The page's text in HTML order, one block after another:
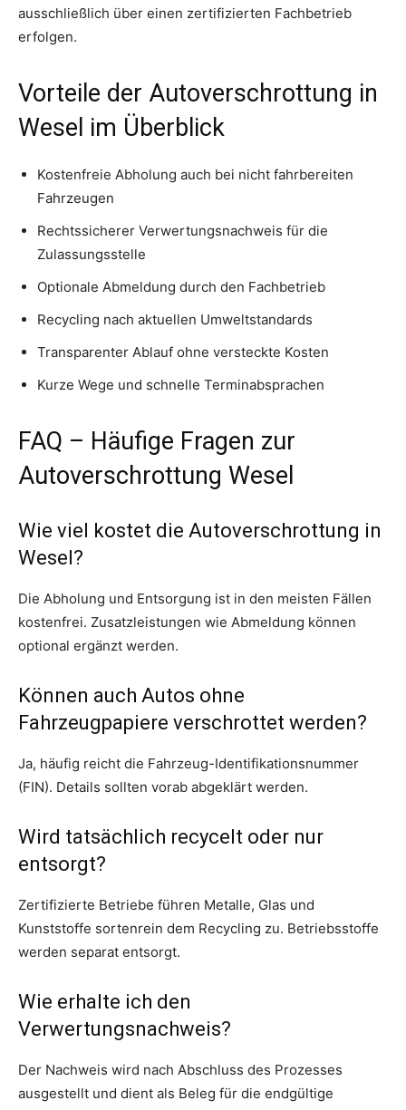
ausschließlich über einen zertifizierten Fachbetrieb
erfolgen.
Vorteile der Autoverschrottung in
Wesel im Überblick
Kostenfreie Abholung auch bei nicht fahrbereiten
Fahrzeugen
Rechtssicherer Verwertungsnachweis für die
Zulassungsstelle
Optionale Abmeldung durch den Fachbetrieb
Recycling nach aktuellen Umweltstandards
Transparenter Ablauf ohne versteckte Kosten
Kurze Wege und schnelle Terminabsprachen
FAQ – Häufige Fragen zur
Autoverschrottung Wesel
Wie viel kostet die Autoverschrottung in
Wesel?
Die Abholung und Entsorgung ist in den meisten Fällen
kostenfrei. Zusatzleistungen wie Abmeldung können
optional ergänzt werden.
Können auch Autos ohne
Fahrzeugpapiere verschrottet werden?
Ja, häufig reicht die Fahrzeug-Identifikationsnummer
(FIN). Details sollten vorab abgeklärt werden.
Wird tatsächlich recycelt oder nur
entsorgt?
Zertifizierte Betriebe führen Metalle, Glas und
Kunststoffe sortenrein dem Recycling zu. Betriebsstoffe
werden separat entsorgt.
Wie erhalte ich den
Verwertungsnachweis?
Der Nachweis wird nach Abschluss des Prozesses
ausgestellt und dient als Beleg für die endgültige